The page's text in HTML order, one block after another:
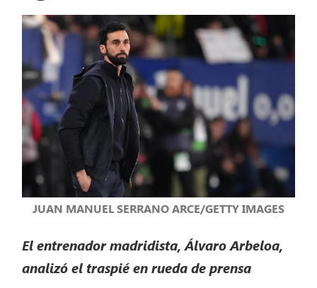
JUAN MANUEL SERRANO ARCE/GETTY IMAGES
El entrenador madridista, Álvaro Arbeloa,
analizó el traspié en rueda de prensa